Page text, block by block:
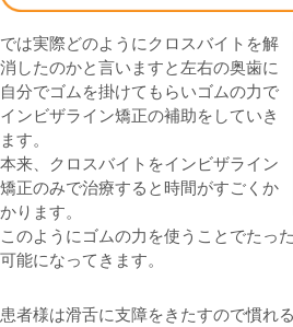
では実際どのようにクロスバイトを解
消したのかと言いますと左右の奥歯に
自分でゴムを掛けてもらいゴムの力で
インビザライン矯正の補助をしていき
ます。
本来、クロスバイトをインビザライン
矯正のみで治療すると時間がすごくか
かります。
このようにゴムの力を使うことでたっ
可能になってきます。
患者様は滑舌に支障をきたすので慣れ